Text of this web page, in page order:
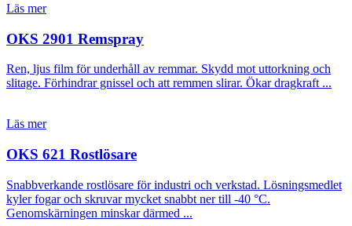
Läs mer
OKS 2901 Remspray
Ren, ljus film för underhåll av remmar. Skydd mot uttorkning och
slitage. Förhindrar gnissel och att remmen slirar. Ökar dragkraft ...
Läs mer
OKS 621 Rostlösare
Snabbverkande rostlösare för industri och verkstad. Lösningsmedlet
kyler fogar och skruvar mycket snabbt ner till -40 °C.
Genomskärningen minskar därmed ...